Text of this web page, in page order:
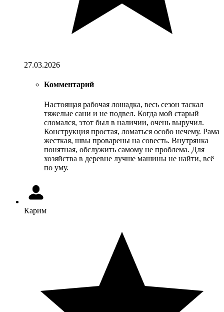
27.03.2026
Комментарий
Настоящая рабочая лошадка, весь сезон таскал
тяжелые сани и не подвел. Когда мой старый
сломался, этот был в наличии, очень выручил.
Конструкция простая, ломаться особо нечему. Рама
жесткая, швы проварены на совесть. Внутрянка
понятная, обслужить самому не проблема. Для
хозяйства в деревне лучше машины не найти, всё
по уму.
Карим